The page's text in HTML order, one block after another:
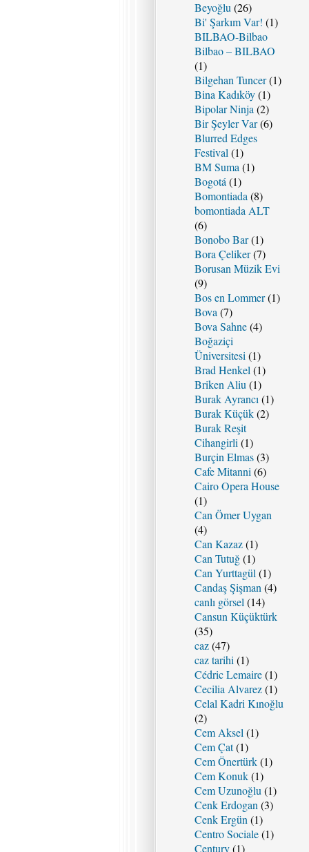
Beyoğlu (26)
Bi' Şarkım Var! (1)
BILBAO-Bilbao
Bilbao – BILBAO
(1)
Bilgehan Tuncer(1)
Bina Kadıköy(1)
Bipolar Ninja (2)
Bir Şeyler Var(6)
Blurred Edges
Festival (1)
BM Suma (1)
Bogotá (1)
Bomontiada (8)
bomontiada ALT
(6)
Bonobo Bar(1)
Bora Çeliker(7)
Borusan Müzik Evi
(9)
Bos en Lommer(1)
Bova (7)
Bova Sahne(4)
Boğaziçi
Üniversitesi (1)
Brad Henkel (1)
Briken Aliu (1)
Burak Ayrancı (1)
Burak Küçük(2)
Burak Reşit
Cihangirli (1)
Burçin Elmas(3)
Cafe Mitanni (6)
Cairo Opera House
(1)
Can Ömer Uygan
(4)
Can Kazaz(1)
Can Tutuğ(1)
Can Yurttagül (1)
Candaş Şişman (4)
canlı görsel (14)
Cansun Küçüktürk
(35)
caz(47)
caz tarihi (1)
Cédric Lemaire(1)
Cecilia Alvarez(1)
Celal Kadri Kınoğlu
(2)
Cem Aksel (1)
Cem Çat(1)
Cem Önertürk(1)
Cem Konuk(1)
Cem Uzunoğlu (1)
Cenk Erdogan (3)
Cenk Ergün (1)
Centro Sociale(1)
Century(1)